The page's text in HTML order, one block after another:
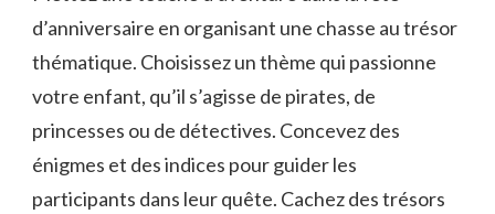
d’anniversaire en organisant une chasse ⁤au ⁤trésor
thématique.⁢ Choisissez un thème qui passionne
votre enfant, qu’il s’agisse de⁤ pirates,​ de‌
princesses ou de ⁣détectives. Concevez des
énigmes⁢ et des indices pour ​guider les
participants dans leur quête.⁢ Cachez des ‌trésors